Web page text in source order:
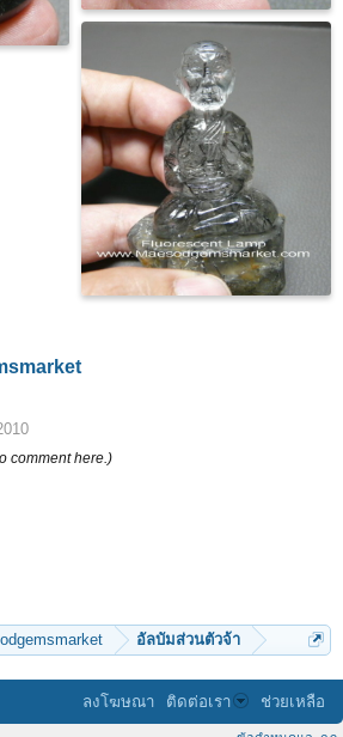
comment here.)
อัลบัมส่วนตัวจ้า
ลงโฆษณา ติดต่อเรา ช่วยเหลือ